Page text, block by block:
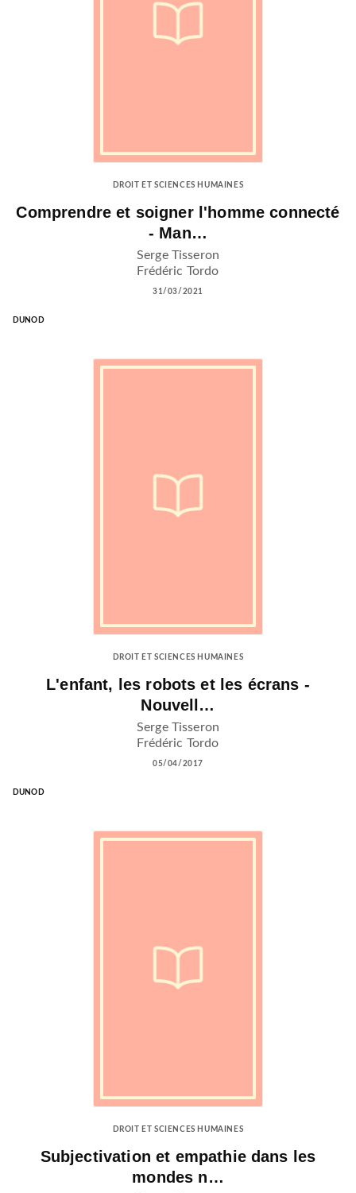
DROIT ET SCIENCES HUMAINES
Comprendre et soigner l'homme connecté
- Man…
Serge Tisseron
Frédéric Tordo
31/03/2021
DUNOD
DROIT ET SCIENCES HUMAINES
L'enfant, les robots et les écrans -
Nouvell…
Serge Tisseron
Frédéric Tordo
05/04/2017
DUNOD
DROIT ET SCIENCES HUMAINES
Subjectivation et empathie dans les
mondes n…